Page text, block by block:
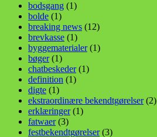
bodsgang (1)
bolde (1)
breaking news (12)
brevkasse (1)
byggematerialer(1)
bøger(1)
chatbeskeder(1)
definition (1)
digte (1)
ekstraordinære bekendtgørelser(2)
erklæringer(1)
fatwaer(3)
festbekendtgørelser(3)